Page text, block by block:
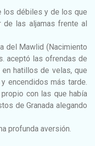
los débiles y de los que
de las aljamas frente al
del Mawlid (Nacimiento
aceptó las ofrendas de
hatillos de velas, que
encendidos más tarde.
con las que había
de Granada alegando
profunda aversión.